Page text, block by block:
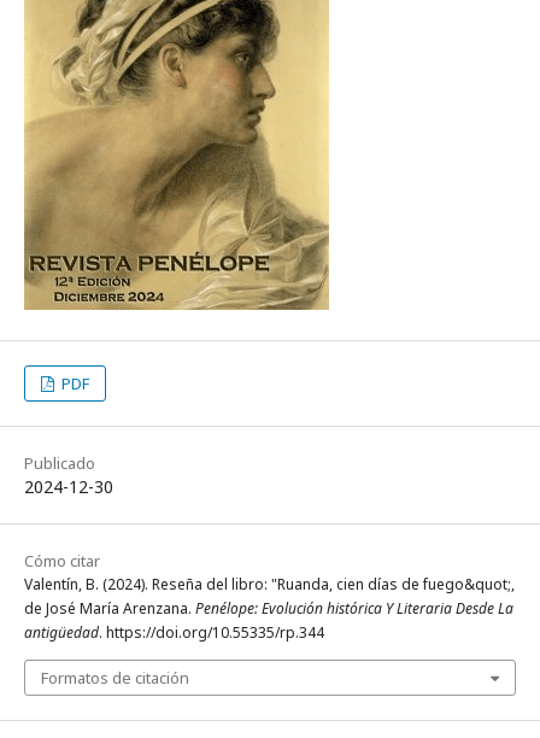
PDF
Publicado
2024-12-30
Cómo citar
Valentín, B. (2024). Reseña del libro: "Ruanda, cien días de fuego&quot;,
de José María Arenzana. Penélope: Evolución histórica Y Literaria Desde La
antigüedad. https://doi.org/10.55335/rp.344
Formatos de citación